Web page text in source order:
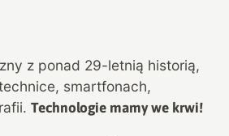
z ponad 29-letnią historią,
smartfonach,
Technologie mamy we krwi!